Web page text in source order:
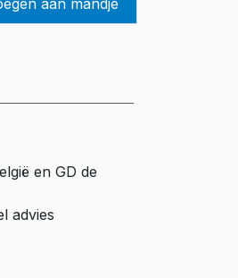
aan mandje
en GD de
advies